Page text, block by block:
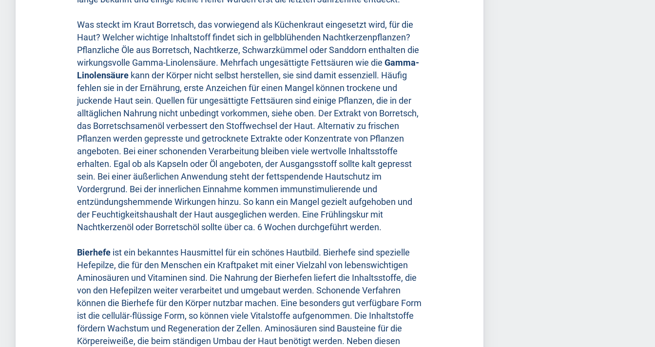
Was steckt im Kraut Borretsch, das vorwiegend als Küchenkraut eingesetzt wird, für die
Haut? Welcher wichtige Inhaltstoff findet sich in gelbblühenden Nachtkerzenpflanzen?
Pflanzliche Öle aus Borretsch, Nachtkerze, Schwarzkümmel oder Sanddorn enthalten die
wirkungsvolle Gamma-Linolensäure. Mehrfach ungesättigte Fettsäuren wie die Gamma-
Linolensäure kann der Körper nicht selbst herstellen, sie sind damit essenziell. Häufig
fehlen sie in der Ernährung, erste Anzeichen für einen Mangel können trockene und
juckende Haut sein. Quellen für ungesättigte Fettsäuren sind einige Pflanzen, die in der
alltäglichen Nahrung nicht unbedingt vorkommen, siehe oben. Der Extrakt von Borretsch,
das Borretschsamenöl verbessert den Stoffwechsel der Haut. Alternativ zu frischen
Pflanzen werden gepresste und getrocknete Extrakte oder Konzentrate von Pflanzen
angeboten. Bei einer schonenden Verarbeitung bleiben viele wertvolle Inhaltsstoffe
erhalten. Egal ob als Kapseln oder Öl angeboten, der Ausgangsstoff sollte kalt gepresst
sein. Bei einer äußerlichen Anwendung steht der fettspendende Hautschutz im
Vordergrund. Bei der innerlichen Einnahme kommen immunstimulierende und
entzündungshemmende Wirkungen hinzu. So kann ein Mangel gezielt aufgehoben und
der Feuchtigkeitshaushalt der Haut ausgeglichen werden. Eine Frühlingskur mit
Nachtkerzenöl oder Borretschöl sollte über ca. 6 Wochen durchgeführt werden.
Bierhefe ist ein bekanntes Hausmittel für ein schönes Hautbild. Bierhefe sind spezielle
Hefepilze, die für den Menschen ein Kraftpaket mit einer Vielzahl von lebenswichtigen
Aminosäuren und Vitaminen sind. Die Nahrung der Bierhefen liefert die Inhaltsstoffe, die
von den Hefepilzen weiter verarbeitet und umgebaut werden. Schonende Verfahren
können die Bierhefe für den Körper nutzbar machen. Eine besonders gut verfügbare Form
ist die cellulär-flüssige Form, so können viele Vitalstoffe aufgenommen. Die Inhaltstoffe
fördern Wachstum und Regeneration der Zellen. Aminosäuren sind Bausteine für die
Körpereiweiße, die beim ständigen Umbau der Haut benötigt werden. Neben diesen